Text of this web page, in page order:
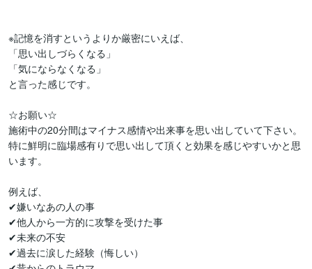
※記憶を消すというよりか厳密にいえば、
「思い出しづらくなる」
「気にならなくなる」
と言った感じです。
☆お願い☆
施術中の20分間はマイナス感情や出来事を思い出していて下さい。
特に鮮明に臨場感有りで思い出して頂くと効果を感じやすいかと思
います。
例えば、
✔︎嫌いなあの人の事
✔︎他人から一方的に攻撃を受けた事
✔︎未来の不安
✔︎過去に涙した経験（悔しい）